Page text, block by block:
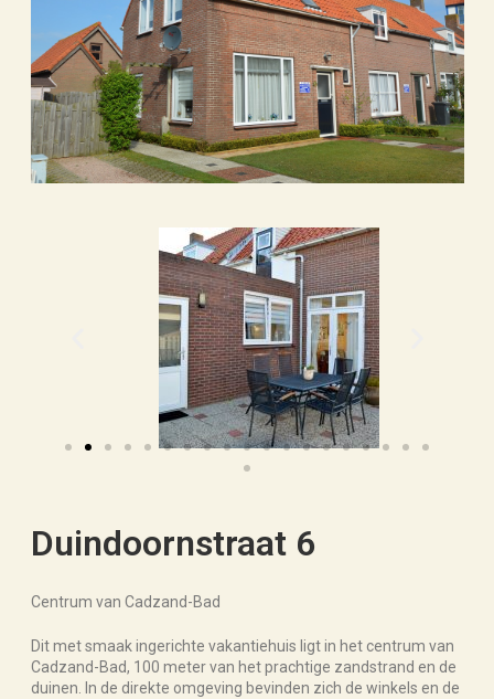
Duindoornstraat 6
Centrum van Cadzand-Bad
Dit met smaak ingerichte vakantiehuis ligt in het centrum van
Cadzand-Bad, 100 meter van het prachtige zandstrand en de
duinen. In de direkte omgeving bevinden zich de winkels en de